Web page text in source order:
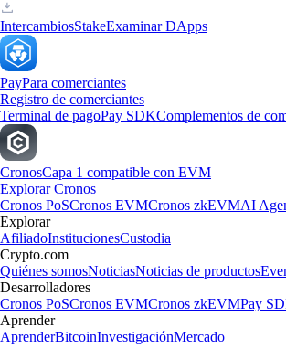
IntercambiosStakeExaminar DApps
PayPara comerciantes
Registro de comerciantes
Terminal de pagoPay SDKComplementos de
CronosCapa 1 compatible con EVM
Explorar Cronos
Cronos PoSCronos EVMCronos zkEVMAI
Explorar
AfiliadoInstitucionesCustodia
Crypto.com
Quiénes somosNoticiasNoticias de productos
Desarrolladores
Cronos PoSCronos EVMCronos zkEVMPay
Aprender
AprenderBitcoinInvestigaciónMercado